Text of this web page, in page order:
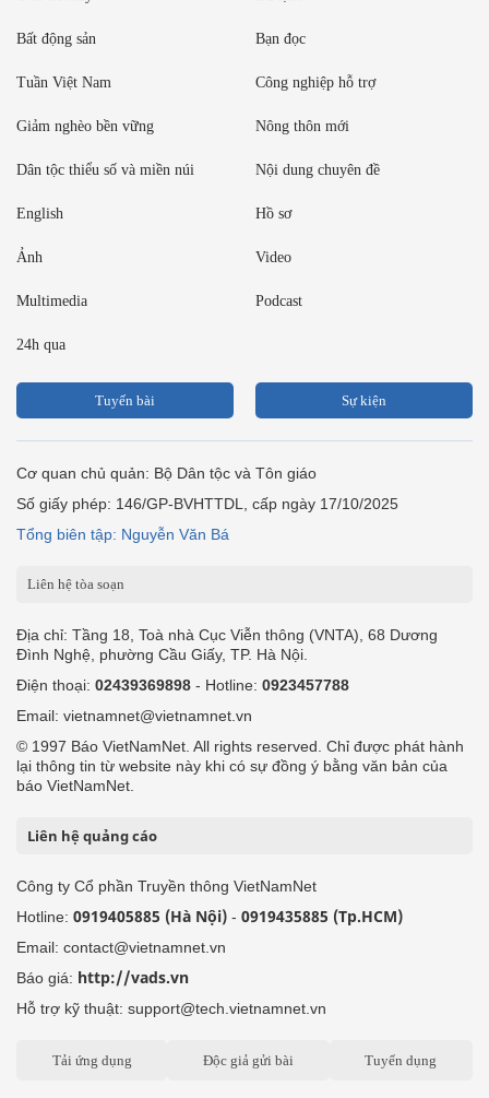
Bất động sản Bạn đọc
Tuần Việt Nam Công nghiệp hỗ trợ
Giảm nghèo bền vững Nông thôn mới
Dân tộc thiểu số và miền núi Nội dung chuyên đề
English Hồ sơ
Ảnh Video
Multimedia Podcast
24h qua
Tuyến bài Sự kiện
Cơ quan chủ quản: Bộ Dân tộc và Tôn giáo
Số giấy phép: 146/GP-BVHTTDL, cấp ngày 17/10/2025
Tổng biên tập: Nguyễn Văn Bá
Liên hệ tòa soạn
Địa chỉ: Tầng 18, Toà nhà Cục Viễn thông (VNTA), 68 Dương
Đình Nghệ, phường Cầu Giấy, TP. Hà Nội.
Điện thoại: 02439369898 - Hotline: 0923457788
Email: vietnamnet@vietnamnet.vn
© 1997 Báo VietNamNet. All rights reserved. Chỉ được phát hành
lại thông tin từ website này khi có sự đồng ý bằng văn bản của
báo VietNamNet.
Liên hệ quảng cáo
Công ty Cổ phần Truyền thông VietNamNet
Hotline: 0919405885 (Hà Nội) - 0919435885 (Tp.HCM)
Email: contact@vietnamnet.vn
Báo giá: http://vads.vn
Hỗ trợ kỹ thuật: support@tech.vietnamnet.vn
Tải ứng dụng Độc giả gửi bài Tuyển dụng